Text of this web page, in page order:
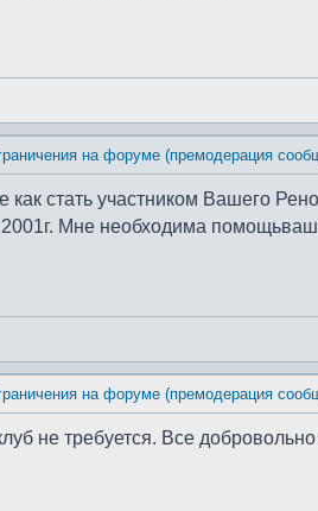
на форуме (премодерация
стать участником Вашего
Мне необходима
на форуме (премодерация
не требуется. Все